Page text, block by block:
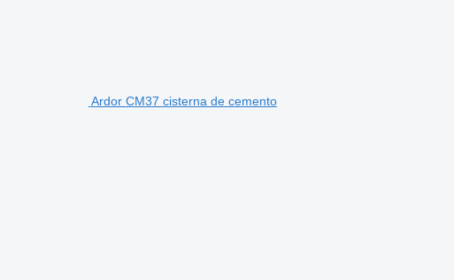
Ardor CM37 cisterna de cemento